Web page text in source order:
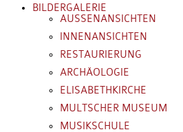
BILDERGALERIE
AUSSENANSICHTEN
INNENANSICHTEN
RESTAURIERUNG
ARCHÄOLOGIE
ELISABETHKIRCHE
MULTSCHER MUSEUM
MUSIKSCHULE